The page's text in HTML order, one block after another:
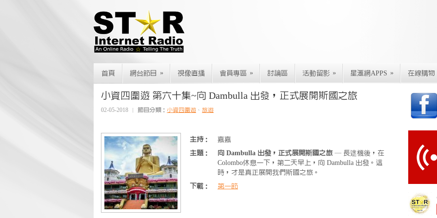
首頁 網台節目 » 視像直播 會員專區 » 討論區 活動留影 » 星滙網APPS » 在線購物
小資四圍遊 第六十集~向 Dambulla 出發，正式展開斯國之旅
02-05-2018 節目分類： 小資四圍遊 、 旅遊
主持：
嘉嘉
主題：
向 Dambulla 出發，正式展開斯國之旅 — 長途機後，在
Colombo休息一下，第二天早上，向 Dambulla 出發。這
時，才是真正展開我們斯國之旅。
下載：
第一節